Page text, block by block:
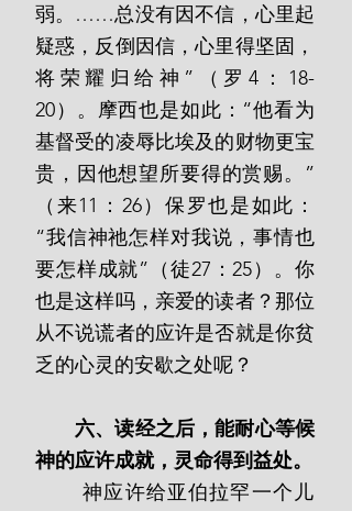
弱。……总没有因不信，心里起
疑惑，反倒因信，心里得坚固，
将荣耀归给神”（罗4：18-
20）。摩西也是如此：“他看为
基督受的凌辱比埃及的财物更宝
贵，因他想望所要得的赏赐。”
（来11：26）保罗也是如此：
“我信神祂怎样对我说，事情也
要怎样成就”（徒27：25）。你
也是这样吗，亲爱的读者？那位
从不说谎者的应许是否就是你贫
乏的心灵的安歇之处呢？
六、读经之后，能耐心等候
神的应许成就，灵命得到益处。
       神应许给亚伯拉罕一个儿